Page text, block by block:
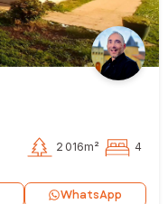
2 016m² 4
WhatsApp